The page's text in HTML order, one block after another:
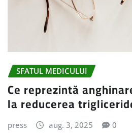
SFATUL MEDICULUI
Ce reprezintă
la reducerea
press aug. 3, 2025 0